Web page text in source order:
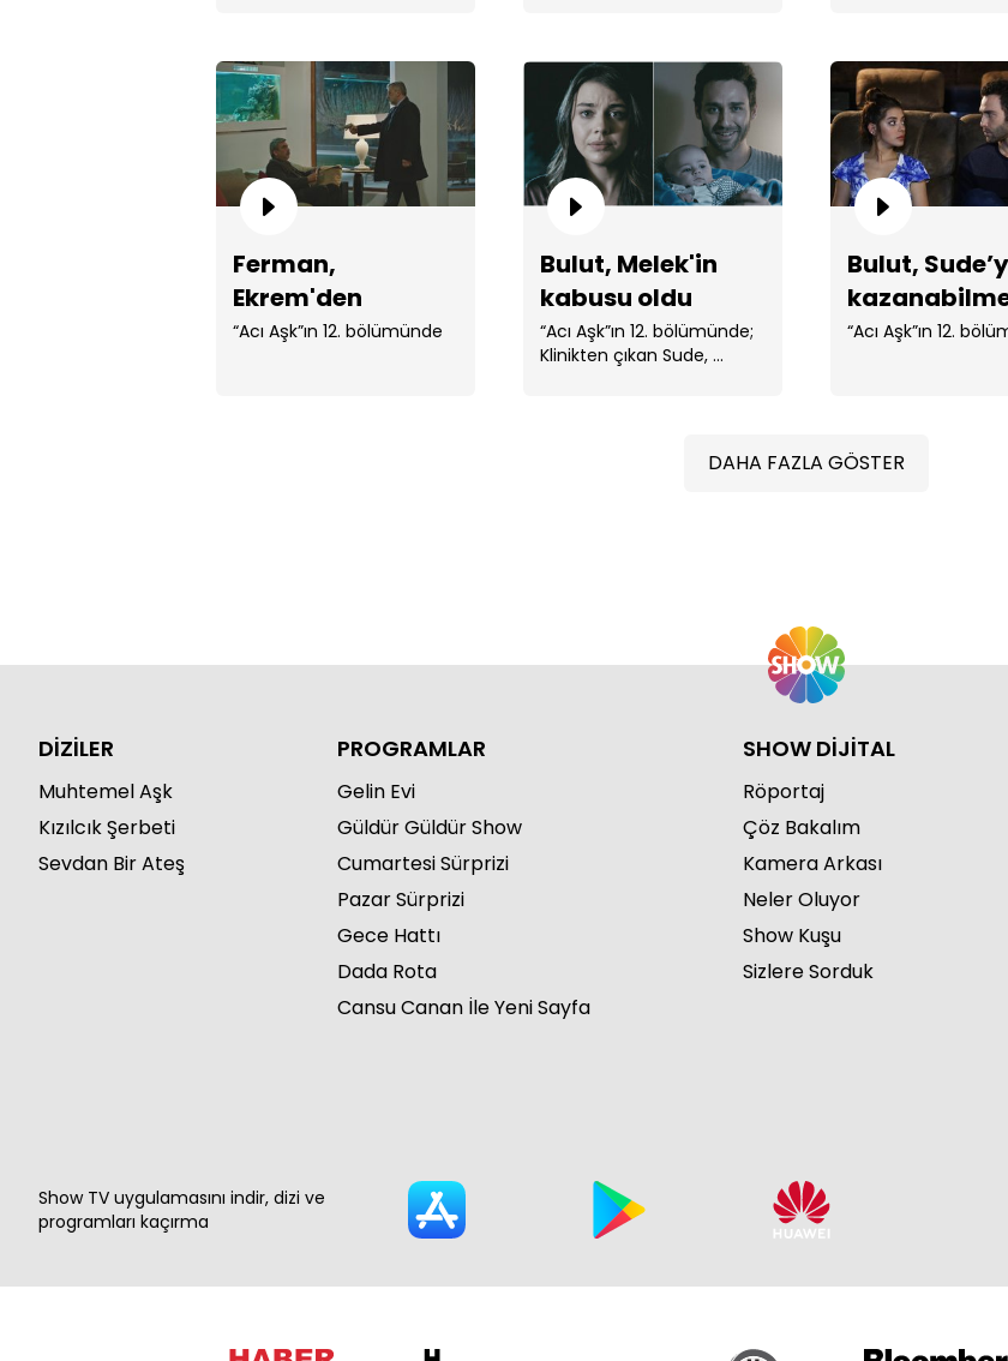
Ferman,
Ekrem'den
Sude'nin hesabını
“Acı Aşk”ın 12. bölümünde
Bulut, Melek'in
kabusu oldu
“Acı Aşk”ın 12. bölümünde;
Klinikten çıkan Sude, ...
Bulut,
için her yolu
“Acı Aşk”ın 12.
DAHA FAZLA GÖSTER
DİZİLER
Muhtemel Aşk
Kızılcık Şerbeti
Sevdan Bir Ateş
PROGRAMLAR
Gelin Evi
Güldür Güldür Show
Cumartesi Sürprizi
Pazar Sürprizi
Gece Hattı
Dada Rota
Cansu Canan İle Yeni Sayfa
SHOW DİJİTAL
Röportaj
Çöz Bakalım
Kamera Arkası
Neler Oluyor
Show Kuşu
Sizlere Sorduk
Show TV uygulamasını indir, dizi ve
programları kaçırma